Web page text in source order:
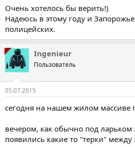
я так думаю
Очень хотелось бы верить!)
Надеюсь в этому году и
полицейских.
Ingenieur
Пользователь
05.07.2015
сегодня на нашем жилом массиве
вечером, как обычно под ларьком
появились какие то "терки"